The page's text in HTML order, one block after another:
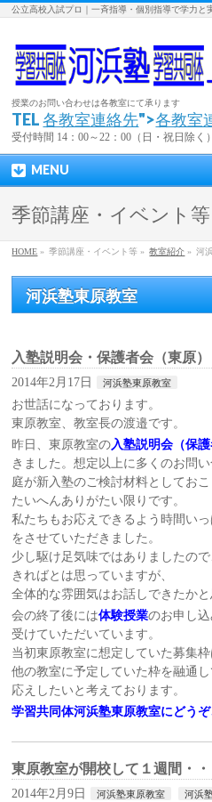
公立高校入試プロ｜一斉指導・個別指導で学力と
授業のお問い合わせは各教室にて承ります
TEL各教室連絡先">各教室
受付時間 14：00～22：00（日・祝日除く）
MENU
季節講座・イベント等
HOME » 季節講座・イベント等 » 教室紹介 » 河
河浜塾東原教室
入塾説明会・保護者会（東原）
2014年2月17日 河浜塾東原教室
お世話になっております。
東原教室、教室長の渡邉です。
昨日、東原教室の入塾説明会（保護
きました。想定以上に多くのお問
庭が新入塾のご検討材料としておこ
たいへんありがたい限りです。
私たちもお応えできるよう時間い
をさせていただきました。
少し駆け足気味ではありましたの
きればとは思っていますが、
全体的な雰囲気はお話しできたかと
会の終了後には体験授業のお申し
受けていただいています。
当初東原教室に想定していた募集
他の教室に予定していた枠を融通
応えしたいと考えております。
学習共同体河浜塾東原教室にどうぞ
東原教室が開校して１週間・・
2014年2月9日 河浜塾東原教室 河浜